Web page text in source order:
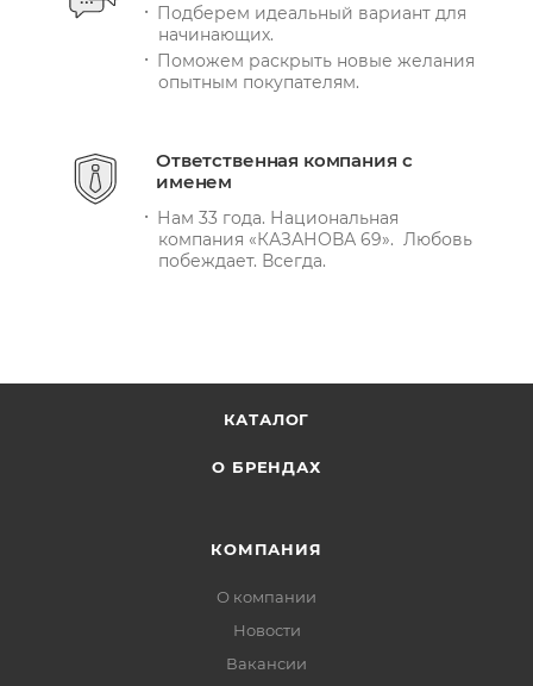
Подберем идеальный вариант для
начинающих.
Поможем раскрыть новые желания
опытным покупателям.
Ответственная компания с
именем
Нам 33 года. Национальная
компания «КАЗАНОВА 69». Любовь
побеждает. Всегда.
КАТАЛОГ
О БРЕНДАХ
КОМПАНИЯ
О компании
Новости
Вакансии